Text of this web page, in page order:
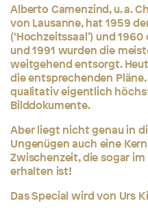
Alberto Camenzind, u. a.
von Lausanne, hat 1959
(‘Hochzeitssaal’) und
und 1991 wurden die
weitgehend entsorgt.
die entsprechenden
qualitativ eigentlich
Bilddokumente.
Aberliegt nicht genau in
Ungenügen auch eine
Zwischenzeit, die sogar
erhalten ist!
Das Special wird von Urs